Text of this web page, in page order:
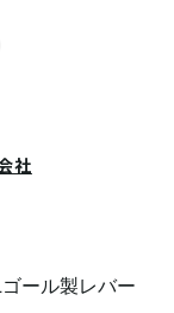
社
ール製レバー